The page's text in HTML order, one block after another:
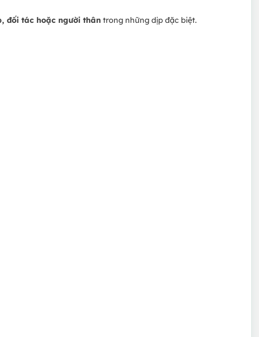
đối tác hoặc người thântrong những dịp đặc biệt.